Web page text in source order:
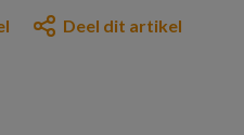
Deel dit artikel